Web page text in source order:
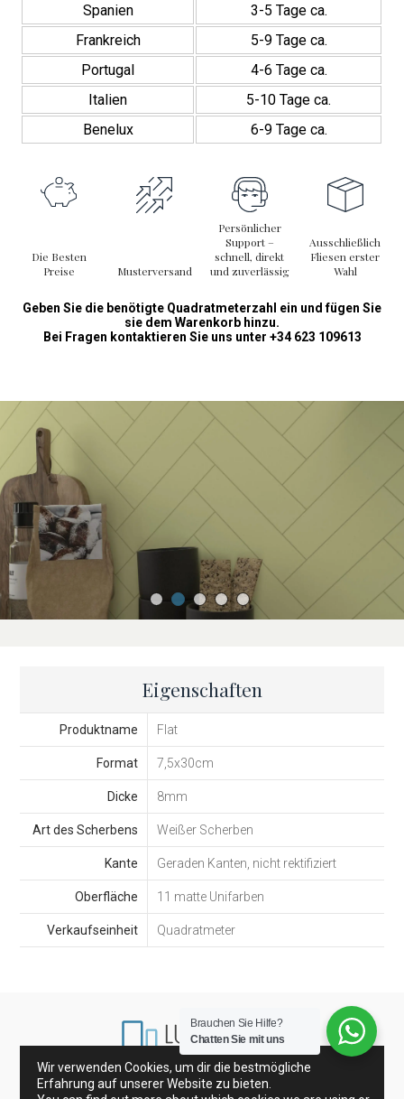
Spanien
3-5 Tage ca.
Frankreich
5-9 Tage ca.
Portugal
4-6 Tage ca.
Italien
5-10 Tage ca.
Benelux
6-9 Tage ca.
Die Besten
Preise
Musterversand
Persönlicher
Support –
schnell, direkt
und zuverlässig
Ausschließlich
Fliesen erster
Wahl
Geben Sie die benötigte Quadratmeterzahl ein und fügen Sie
sie dem Warenkorb hinzu.
Bei Fragen kontaktieren Sie uns unter +34 623 109613
Eigenschaften
Produktname Flat
Format 7,5x30cm
Dicke 8mm
Art des Scherbens Weißer Scherben
Kante Geraden Kanten, nicht rektifiziert
Oberfläche 11 matte Unifarben
Verkaufseinheit Quadratmeter
Porzellanfliesen und Wandfliesen Glasfliesen
Wir verwenden Cookies, um dir die bestmögliche
Erfahrung auf unserer Website zu bieten.
Brauchen Sie Hilfe?
Chatten Sie mit uns